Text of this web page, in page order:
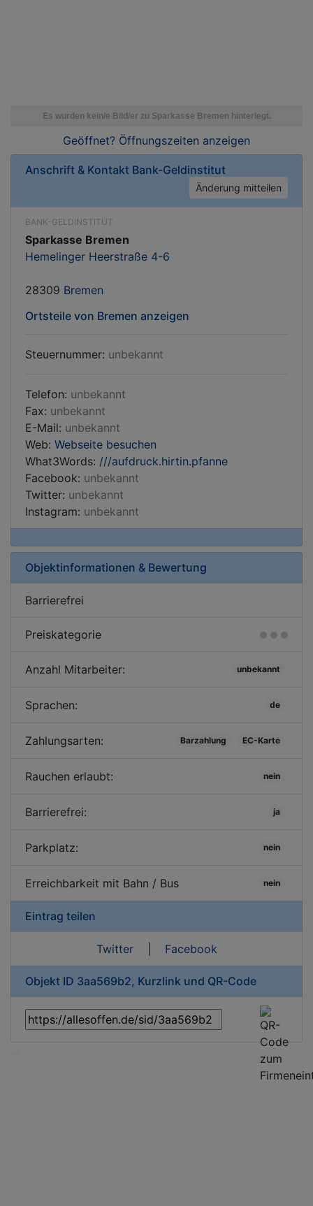
Geöffnet? Öffnungszeiten anzeigen
Anschrift & Kontakt Bank-Geldinstitut
Änderung mitteilen
BANK-GELDINSTITUT
Sparkasse Bremen
Hemelinger Heerstraße 4-6
28309 Bremen
Ortsteile von Bremen anzeigen
Steuernummer: unbekannt
Telefon: unbekannt
Fax: unbekannt
E-Mail: unbekannt
Web: Webseite besuchen
What3Words: ///aufdruck.hirtin.pfanne
Facebook: unbekannt
Twitter: unbekannt
Instagram: unbekannt
Objektinformationen & Bewertung
Barrierefrei
Preiskategorie
Anzahl Mitarbeiter: unbekannt
Sprachen: de
Zahlungsarten: Barzahlung EC-Karte
Rauchen erlaubt: nein
Barrierefrei: ja
Parkplatz: nein
Erreichbarkeit mit Bahn / Bus nein
Eintrag teilen
Twitter| Facebook
Objekt ID 3aa569b2, Kurzlink und QR-Code